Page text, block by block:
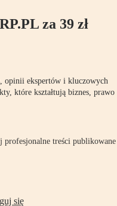
za 39 zł
opinii ekspertów i kluczowych
które kształtują biznes, prawo
profesjonalne treści publikowane
się